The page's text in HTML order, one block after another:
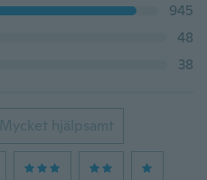
945
48
38
Mycket hjälpsamt